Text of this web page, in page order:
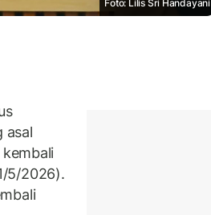
Foto: Lilis Sri Handayani
asal
5/2026).